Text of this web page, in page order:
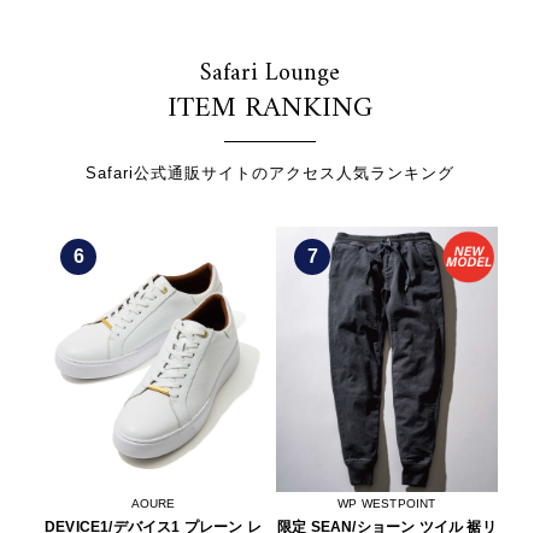
Safari Lounge
ITEM RANKING
Safari公式通販サイトのアクセス人気ランキング
7
WP WESTPOINT
限定 SEAN/ショーン ツイル 裾リ
8
WP WESTPOINT
限定 RYAN/ライアン ツイル タッ